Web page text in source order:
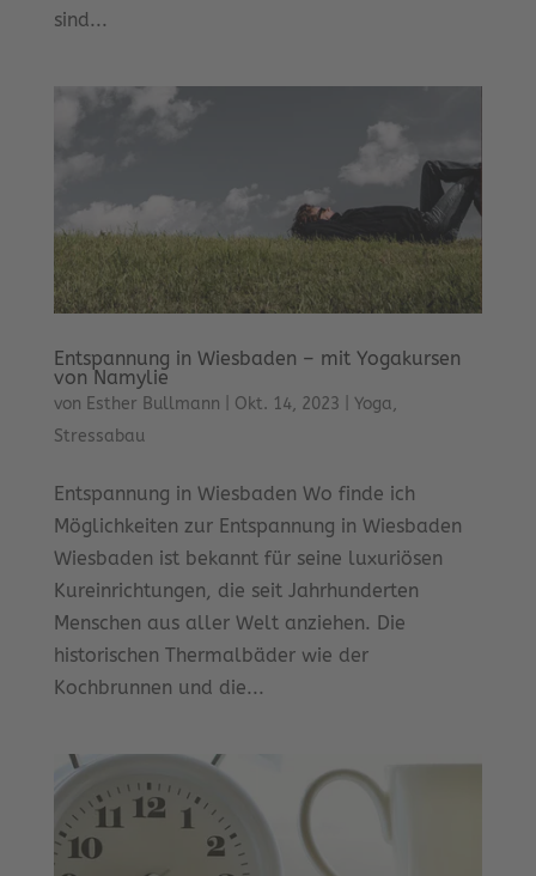
sind...
Entspannung in Wiesbaden – mit Yogakursen
von Namylie
von Esther Bullmann Okt. 14, 2023 Yoga,
Stressabau
Entspannung in Wiesbaden Wo finde ich
Möglichkeiten zur Entspannung in Wiesbaden
Wiesbaden ist bekannt für seine luxuriösen
Kureinrichtungen, die seit Jahrhunderten
Menschen aus aller Welt anziehen. Die
historischen Thermalbäder wie der
Kochbrunnen und die...